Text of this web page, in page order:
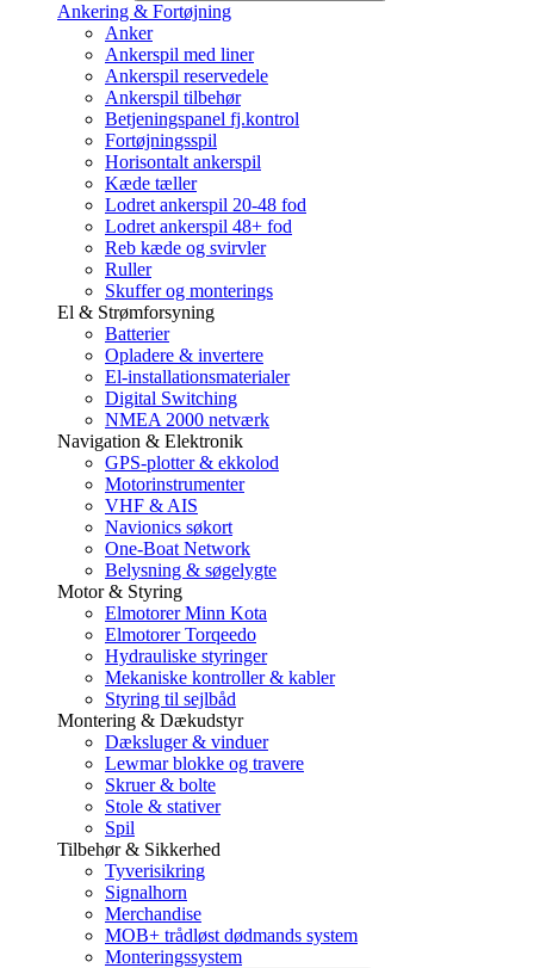
Ankering & Fortøjning
Anker
Ankerspil med liner
Ankerspil reservedele
Ankerspil tilbehør
Betjeningspanel fj.kontrol
Fortøjningsspil
Horisontalt ankerspil
Kæde tæller
Lodret ankerspil 20-48 fod
Lodret ankerspil 48+ fod
Reb kæde og svirvler
Ruller
Skuffer og monterings
El & Strømforsyning
Batterier
Opladere & invertere
El-installationsmaterialer
Digital Switching
NMEA 2000 netværk
Navigation & Elektronik
GPS-plotter & ekkolod
Motorinstrumenter
VHF & AIS
Navionics søkort
One-Boat Network
Belysning & søgelygte
Motor & Styring
Elmotorer Minn Kota
Elmotorer Torqeedo
Hydrauliske styringer
Mekaniske kontroller & kabler
Styring til sejlbåd
Montering & Dækudstyr
Dæksluger & vinduer
Lewmar blokke og travere
Skruer & bolte
Stole & stativer
Spil
Tilbehør & Sikkerhed
Tyverisikring
Signalhorn
Merchandise
MOB+ trådløst dødmands system
Monteringssystem